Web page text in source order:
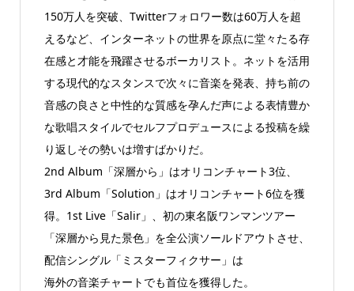
150万人を突破、Twitterフォロワー数は60万人を超
えるなど、インターネットの世界を原点に堂々たる存
在感と才能を飛躍させるボーカリスト。ネットを活用
する現代的なスタンスで次々に音楽を発表、持ち前の
音感の良さと中性的な質感を孕んだ声による表情豊か
な歌唱スタイルでセルフプロデュースによる投稿を繰
り返しその勢いは増すばかりだ。
2nd Album「深層から」はオリコンチャート3位、
3rd Album「Solution」はオリコンチャート6位を獲
得。1st Live「Salir」、初の東名阪ワンマンツアー
「深層から見た景色」を全公演ソールドアウトさせ、
配信シングル「ミスターフィクサー」は
海外の音楽チャートでも首位を獲得した。